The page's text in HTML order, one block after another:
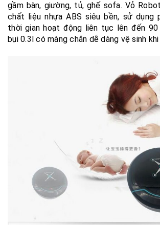
gầm bàn, giường, tủ, ghế sofa. Vỏ
chất liệu nhựa ABS siêu bền, sử dụng
thời gian hoạt động liên tục lên đến 90
bụi 0.3l có màng chắn dễ dàng vệ sinh